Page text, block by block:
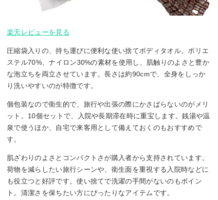
楽天レビューを見る
圧縮袋入りの、持ち運びに便利な使い捨てボディタオル。ポリエ
ステル70%、ナイロン30%の素材を使用し、肌触りのよさと豊か
な泡立ちを両立させています。長さは約90cmで、全身をしっか
り洗いやすいのが特徴です。
個包装なので衛生的で、旅行や出張の際にかさばらないのがメリ
ット。10個セットで、入院や長期滞在時に重宝します。銭湯や温
泉で使うほか、自宅で来客用として備えておくのもおすすめで
す。
肌ざわりのよさとコンパクトさが購入者から支持されています。
荷物を減らしたい旅行シーンや、衛生面を重視する入院時などに
も役立つと好評です。使い捨てで洗濯の手間がないのもポイン
ト。清潔さを保ちたい方にぴったりなアイテムです。